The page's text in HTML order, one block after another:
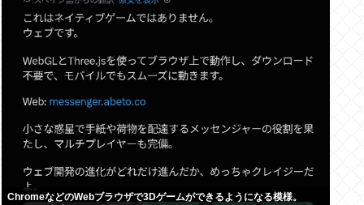
ChromeなどのWebブラウザで3Dゲームができるようになる模様。